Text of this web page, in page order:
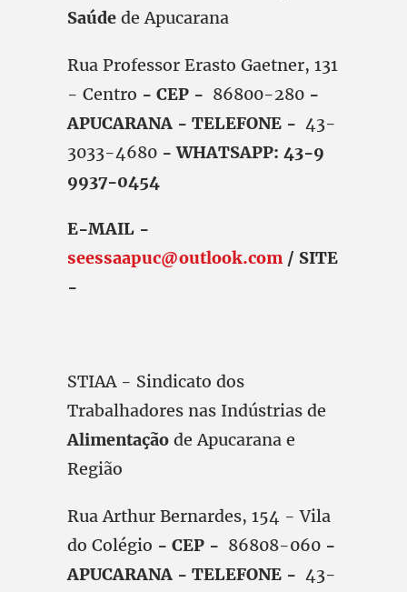
Saúde de Apucarana
Rua Professor Erasto Gaetner, 131
- Centro - CEP - 86800-280 -
APUCARANA - TELEFONE - 43-
3033-4680 - WHATSAPP: 43-9
9937-0454
E-MAIL -
seessaapuc@outlook.com / SITE
-
STIAA - Sindicato dos
Trabalhadores nas Indústrias de
Alimentação de Apucarana e
Região
Rua Arthur Bernardes, 154 - Vila
do Colégio - CEP - 86808-060 -
APUCARANA - TELEFONE - 43-